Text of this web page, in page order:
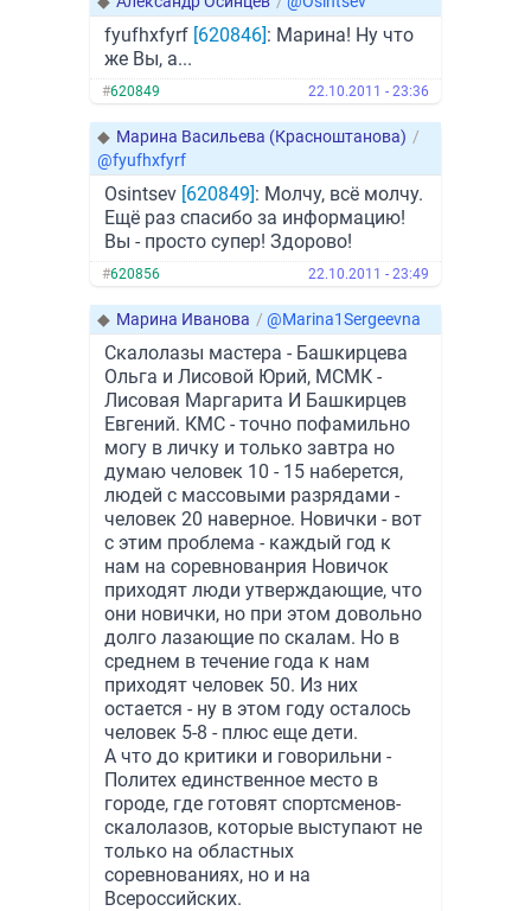
fyufhxfyrf [620846]: Марина! Ну что
же Вы, а...
#620849 22.10.2011 - 23:36
◆ Марина Васильева (Красноштанова) /
@fyufhxfyrf
Osintsev [620849]: Молчу, всё молчу.
Ещё раз спасибо за информацию!
Вы - просто супер! Здорово!
#620856 22.10.2011 - 23:49
◆ Марина Иванова / @Marina1Sergeevna
Скалолазы мастера - Башкирцева
Ольга и Лисовой Юрий, МСМК -
Лисовая Маргарита И Башкирцев
Евгений. КМС - точно пофамильно
могу в личку и только завтра но
думаю человек 10 - 15 наберется,
людей с массовыми разрядами -
человек 20 наверное. Новички - вот
с этим проблема - каждый год к
нам на соревнованрия Новичок
приходят люди утверждающие, что
они новички, но при этом довольно
долго лазающие по скалам. Но в
среднем в течение года к нам
приходят человек 50. Из них
остается - ну в этом году осталось
человек 5-8 - плюс еще дети.
А что до критики и говорильни -
Политех единственное место в
городе, где готовят спортсменов-
скалолазов, которые выступают не
только на областных
соревнованиях, но и на
Всероссийских.